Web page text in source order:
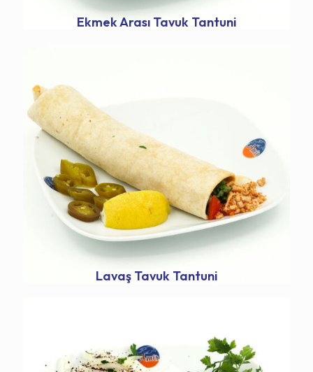
Ekmek Arası Tavuk Tantuni
Lavaş Tavuk Tantuni